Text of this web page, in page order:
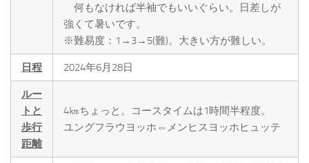
何もなければ半袖でもいいぐらい。日差しが
強くて暑いです。
※難易度：1→3→5(難)。大きい方が難しい。
日程 2024年6月28日
ルー
トと
歩行
距離
4㎞ちょっと。コースタイムは1時間半程度。
ユングフラウヨッホ⇔メンヒスヨッホヒュッテ